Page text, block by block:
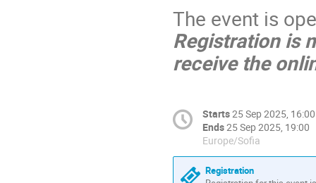
The event is
Registration is
receive the
Starts25 Sep 2025, 16:00
Ends25 Sep 2025, 19:00
Europe/Sofia
Registration